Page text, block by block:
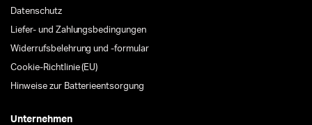
Datenschutz
Liefer- und Zahlungsbedingungen
Widerrufsbelehrung und -formular
Cookie-Richtlinie (EU)
Hinweise zur Batterieentsorgung
Unternehmen